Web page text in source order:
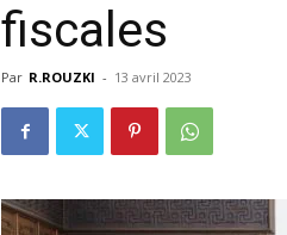
fiscales
Par R.ROUZKI - 13 avril 2023